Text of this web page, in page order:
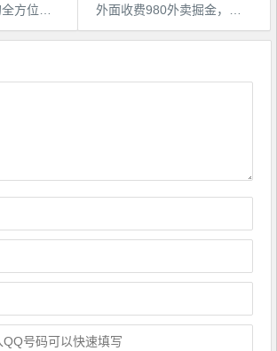
日入过万【揭秘】
外面收费980外卖掘金，单号日入500+，2023全新项目，独家玩法【仅揭秘】